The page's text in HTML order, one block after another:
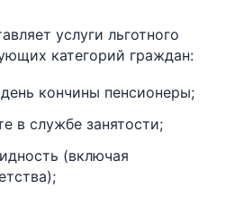
услуги льготного
категорий граждан:
кончины пенсионеры;
в службе занятости;
(включая